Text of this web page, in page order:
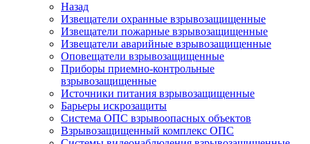
Назад
Извещатели охранные взрывозащищенные
Извещатели пожарные взрывозащищенные
Извещатели аварийные взрывозащищенные
Оповещатели взрывозащищенные
Приборы приемно-контрольные
взрывозащищенные
Источники питания взрывозащищенные
Барьеры искрозащиты
Система ОПС взрывоопасных объектов
Взрывозащищенный комплекс ОПС